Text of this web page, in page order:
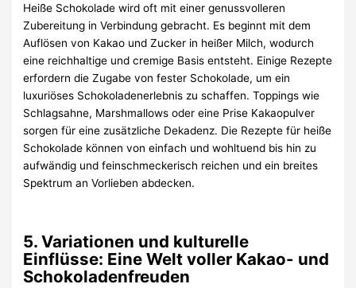
Heiße Schokolade wird oft mit einer genussvolleren
Zubereitung in Verbindung gebracht. Es beginnt mit dem
Auflösen von Kakao und Zucker in heißer Milch, wodurch
eine reichhaltige und cremige Basis entsteht. Einige Rezepte
erfordern die Zugabe von fester Schokolade, um ein
luxuriöses Schokoladenerlebnis zu schaffen. Toppings wie
Schlagsahne, Marshmallows oder eine Prise Kakaopulver
sorgen für eine zusätzliche Dekadenz. Die Rezepte für heiße
Schokolade können von einfach und wohltuend bis hin zu
aufwändig und feinschmeckerisch reichen und ein breites
Spektrum an Vorlieben abdecken.
5. Variationen und kulturelle
Einflüsse: Eine Welt voller Kakao- und
Schokoladenfreuden